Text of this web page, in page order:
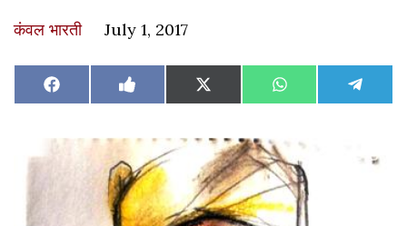
कंवल भारती July 1, 2017
Share
on
Facebook Share
on
Like
on
Share
on
X
(Twitter)
Share
on
WhatsAppShare
on